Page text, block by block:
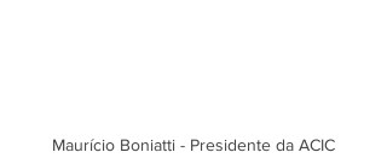
Maurício Boniatti - Presidente da ACIC